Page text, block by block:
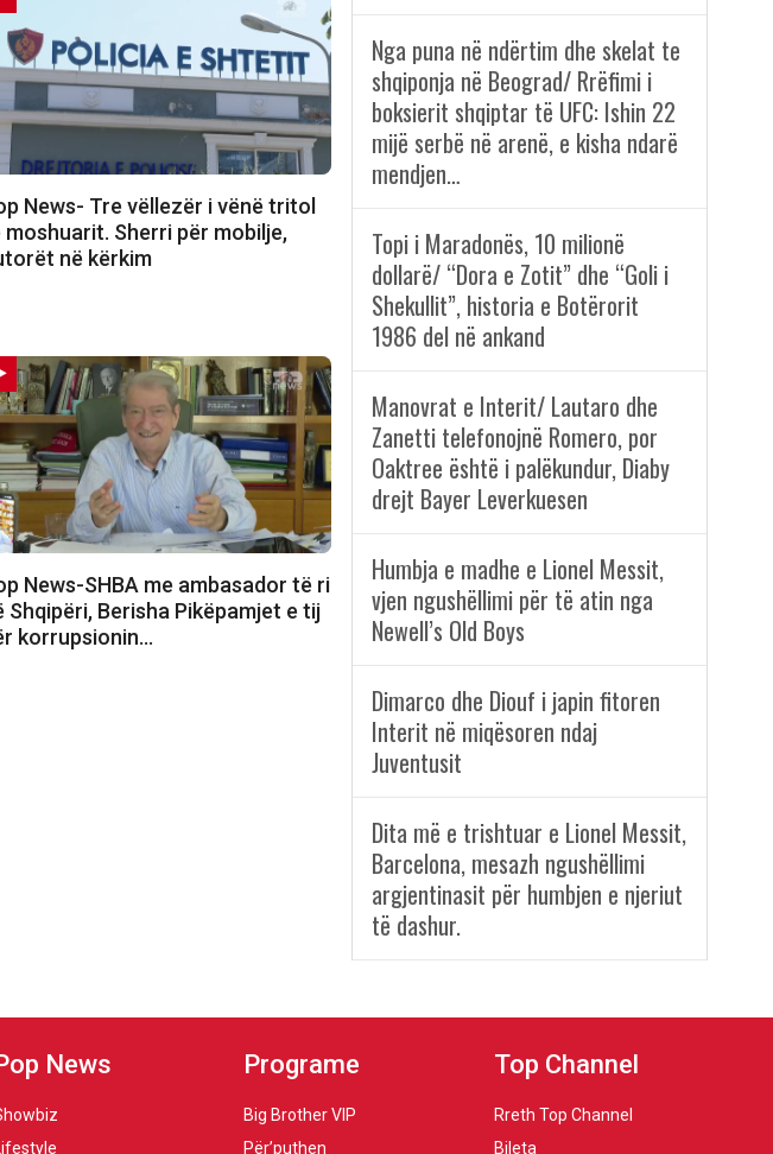
News- Tre vëllezër i vënë tritol
moshuarit. Sherri për mobilje,
në kërkim
News-SHBA me ambasador të ri
Shqipëri, Berisha Pikëpamjet e tij
korrupsionin…
Nga puna në ndërtim dhe skelat te
shqiponja në Beograd/ Rrëfimi i
boksierit shqiptar të UFC: Ishin 22
mijë serbë në arenë, e kisha ndarë
mendjen…
Topi i Maradonës, 10 milionë
dollarë/ “Dora e Zotit” dhe “Goli i
Shekullit”, historia e Botërorit
1986 del në ankand
Manovrat e Interit/ Lautaro dhe
Zanetti telefonojnë Romero, por
Oaktree është i palëkundur, Diaby
drejt Bayer Leverkuesen
Humbja e madhe e Lionel Messit,
vjen ngushëllimi për të atin nga
Newell’s Old Boys
Dimarco dhe Diouf i japin fitoren
Interit në miqësoren ndaj
Juventusit
Dita më e trishtuar e Lionel Messit,
Barcelona, mesazh ngushëllimi
argjentinasit për humbjen e njeriut
të dashur.
News Programe
Big Brother VIP
Për’puthen
Top Channel
Rreth Top Channel
Bileta